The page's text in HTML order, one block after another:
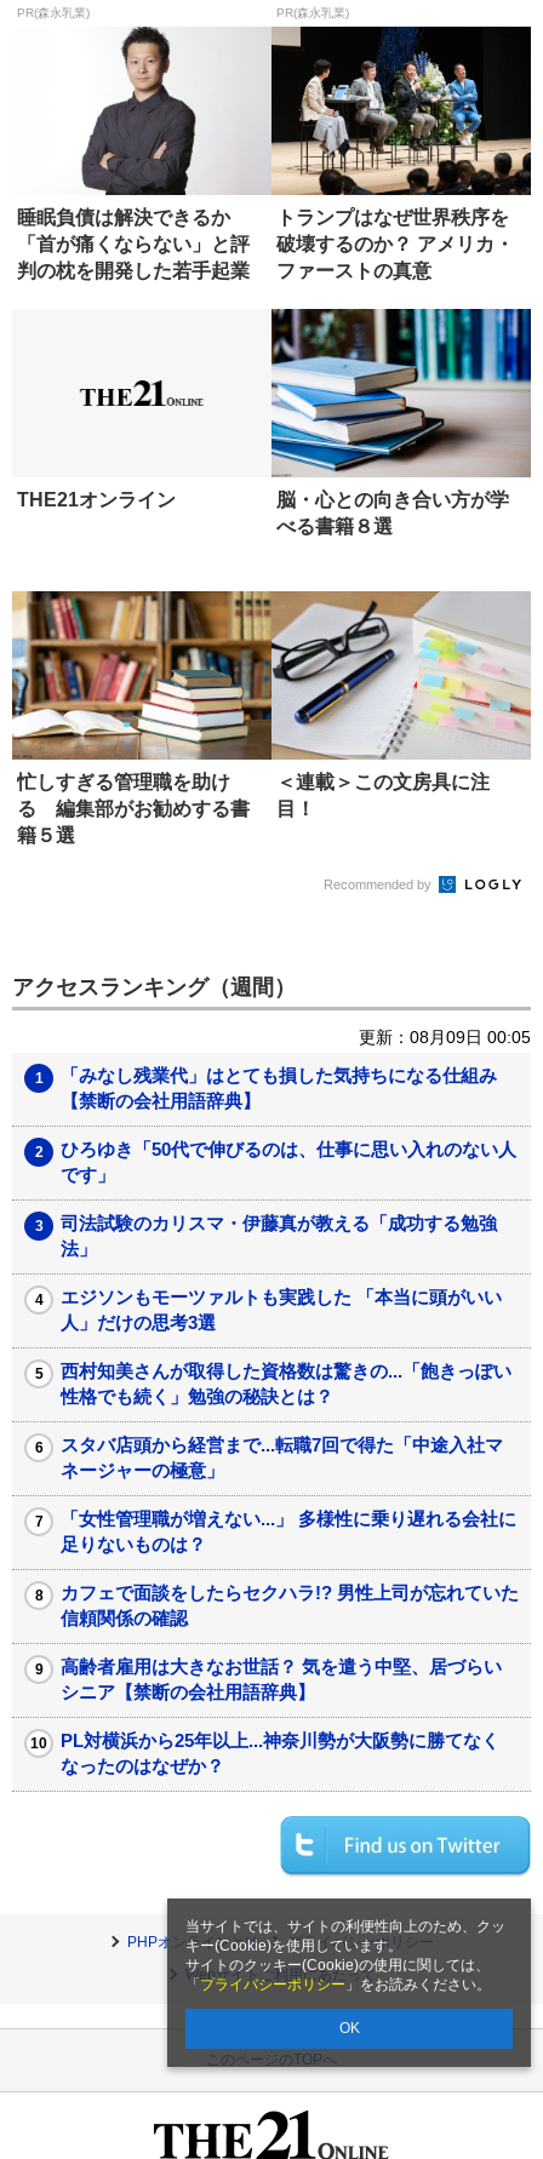
当サイトでは、サイトの利便性向上のため、クッ
キー(Cookie)を使用しています。
サイトのクッキー(Cookie)の使用に関しては、
「 プライバシーポリシー 」をお読みください。
OK
PR(森永乳業) PR(森永乳業)
睡眠負債は解決できるか
「首が痛くならない」と評
判の枕を開発した若手起業
トランプはなぜ世界秩序を
破壊するのか？ アメリカ・
ファーストの真意
THE21オンライン
脳・心との向き合い方が学
べる書籍８選
忙しすぎる管理職を助け
る 編集部がお勧めする書
籍５選
＜連載＞この文房具に注
目！
Recommended by
アクセスランキング（週間）
更新：08月09日 00:05
「みなし残業代」はとても損した気持ちになる仕組み
【禁断の会社用語辞典】
ひろゆき「50代で伸びるのは、仕事に思い入れのない人
です」
司法試験のカリスマ・伊藤真が教える「成功する勉強
法」
エジソンもモーツァルトも実践した 「本当に頭がいい
人」だけの思考3選
西村知美さんが取得した資格数は驚きの...「飽きっぽい
性格でも続く」勉強の秘訣とは？
スタバ店頭から経営まで...転職7回で得た「中途入社マ
ネージャーの極意」
「女性管理職が増えない...」 多様性に乗り遅れる会社に
足りないものは？
カフェで面談をしたらセクハラ!? 男性上司が忘れていた
信頼関係の確認
高齢者雇用は大きなお世話？ 気を遣う中堅、居づらい
シニア【禁断の会社用語辞典】
PL対横浜から25年以上...神奈川勢が大阪勢に勝てなく
なったのはなぜか？
PHPオンラインとは
プライバシーポリシー
Webサイトご利用にあたって
このページのTOPへ